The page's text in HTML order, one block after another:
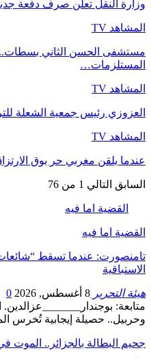
وزارة النقل تعلن صرف دفعة
المشاهد TV
مستشفى الحسن الثاني
المستلزمات…
المشاهد TV
العزوزي رئيس جمعية الشعلة
المشاهد TV
عندما يلقن مغربي حر بوق
السابق التالي 1 من 76
القضية اما فيه
القضية اما فيه
تامنصورت: عندما تسقط
الاستباقية
هيئة التحرير 8 أغسطس, 2026
0
متابعة: بوجندار_______عزالدين.
وحربيل.. حصيلة إيجابية تُخرس
جحيم البطالة بالجزائر.. الموت